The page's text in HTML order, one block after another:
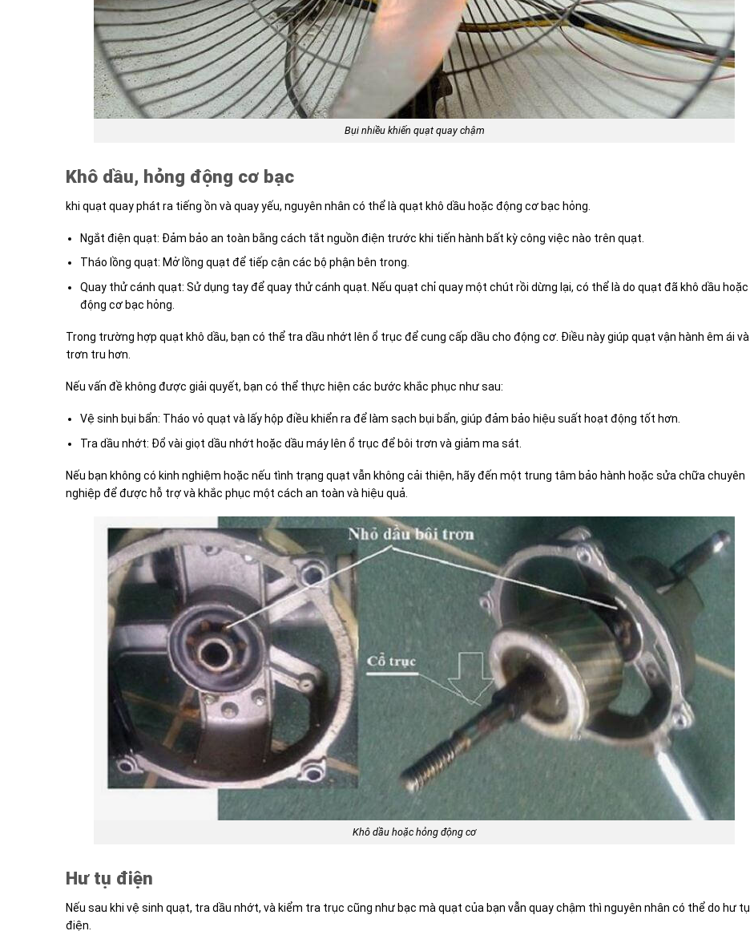
Bụi nhiều khiến quạt quay chậm
Khô dầu, hỏng động cơ bạc
khi quạt quay phát ra tiếng ồn và quay yếu, nguyên nhân có thể là quạt khô dầu hoặc động cơ bạc hỏng.
Ngắt điện quạt: Đảm bảo an toàn bằng cách tắt nguồn điện trước khi tiến hành bất kỳ công việc nào trên quạt.
Tháo lồng quạt: Mở lồng quạt để tiếp cận các bộ phận bên trong.
Quay thử cánh quạt: Sử dụng tay để quay thử cánh quạt. Nếu quạt chỉ quay một chút rồi dừng lại, có thể là do quạt đã khô dầu hoặc
động cơ bạc hỏng.
Trong trường hợp quạt khô dầu, bạn có thể tra dầu nhớt lên ổ trục để cung cấp dầu cho động cơ. Điều này giúp quạt vận hành êm ái và
trơn tru hơn.
Nếu vấn đề không được giải quyết, bạn có thể thực hiện các bước khắc phục như sau:
Vệ sinh bụi bẩn: Tháo vỏ quạt và lấy hộp điều khiển ra để làm sạch bụi bẩn, giúp đảm bảo hiệu suất hoạt động tốt hơn.
Tra dầu nhớt: Đổ vài giọt dầu nhớt hoặc dầu máy lên ổ trục để bôi trơn và giảm ma sát.
Nếu bạn không có kinh nghiệm hoặc nếu tình trạng quạt vẫn không cải thiện, hãy đến một trung tâm bảo hành hoặc sửa chữa chuyên
nghiệp để được hỗ trợ và khắc phục một cách an toàn và hiệu quả.
Khô dầu hoặc hỏng động cơ
Hư tụ điện
Nếu sau khi vệ sinh quạt, tra dầu nhớt, và kiểm tra trục cũng như bạc mà quạt của bạn vẫn quay chậm thì nguyên nhân có thể do hư tụ
điện.